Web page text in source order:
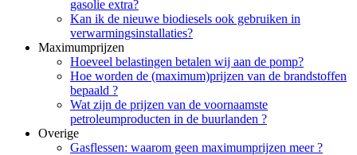
gasolie extra?
Kan ik de nieuwe biodiesels ook gebruiken in
verwarmingsinstallaties?
Maximumprijzen
Hoeveel belastingen betalen wij aan de pomp?
Hoe worden de (maximum)prijzen van de brandstoffen
bepaald ?
Wat zijn de prijzen van de voornaamste
petroleumproducten in de buurlanden ?
Overige
Gasflessen: waarom geen maximumprijzen meer ?